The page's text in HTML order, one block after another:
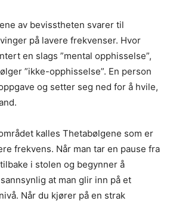
av bevisstheten svarer til
på lavere frekvenser. Hvor
en slags ”mental opphisselse”,
”ikke-opphisselse”. En person
og setter seg ned for å hvile,
kalles Thetabølgene som er
frekvens. Når man tar en pause fra
i stolen og begynner å
at man glir inn på et
Når du kjører på en strak